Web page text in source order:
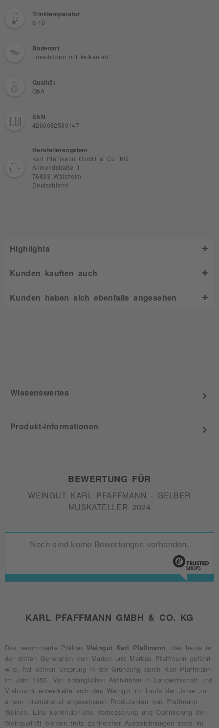
Trinktemperatur
8-10
Bodenart
Löss-böden mit kalkanteil
Qualität
QbA
EAN
4260082530147
Herstellerangaben
Karl Pfaffmann GmbH & Co. KG
Allmendstraße 1
76833 Walsheim
Deutschland
Highlights
Kunden kauften auch
Kunden haben sich ebenfalls angesehen
Wissenswertes
Produkt-Informationen
BEWERTUNG FÜR
WEINGUT KARL PFAFFMANN - GELBER
MUSKATELLER 2024
Noch sind keine Bewertungen vorhanden.
KARL PFAFFMANN GMBH & CO. KG
Das renommierte Pfälzer Weingut Karl Pfaffmann
, das heute in
der dritten Generation von Marion und Markus Pfaffmann geführt
wird, hat seinen Ursprung in der Gründung durch Karl Pfaffmann
im Jahr 1955. Von anfänglichen Aktivitäten in Landwirtschaft und
Viehzucht entwickelte sich das Weingut im Laufe der Jahre zu
einem international angesehenen Produzenten von Pfaffmann
Weinen. Eine kontinuierliche Verbesserung und Optimierung der
Weinqualität bleiben trotz zahlreicher Auszeichnungen stets im